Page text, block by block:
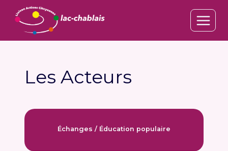
contenu
Les Acteurs
Échanges / Éducation populaire